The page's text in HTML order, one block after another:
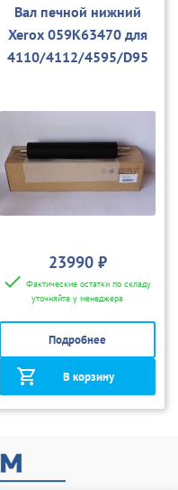
Вал печной нижний
Xerox 059K63470 для
4110/4112/4595/D95
23990 ₽
Фактические остатки по складу
уточняйте у менеджера
Подробнее
В корзину